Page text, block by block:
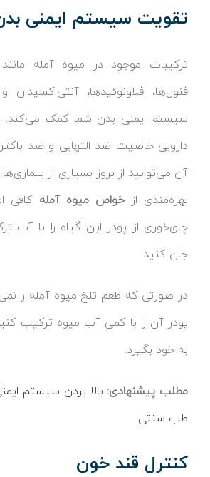
تقویت سیستم ایمنی
ترکیبات موجود در میوه آمله مانند
فنول‌ها، فلاونوئیدها،
سیستم ایمنی بدن شما کمک می‌کند.
دارویی خاصیت ضد التهابی و ضد
آن می‌توانید از بروز بسیاری از
بهره‌مندی ازخواص میوه آمله کافی
چای‌خوری از پودر این گیاه را با آب
جان کنید.
در صورتی که طعم تلخ میوه آمله را
پودر آن را با کمی آب میوه ترکیب
به خود بگیرد.
مطلب پیشنهادی: بالا بردن سیستم
طب سنتی
کنترل قند خون